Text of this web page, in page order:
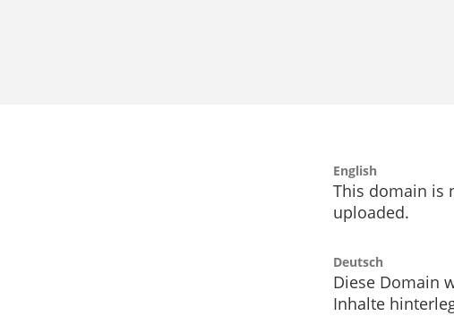
English
This domain is
uploaded.
Deutsch
Diese Domain
Inhalte